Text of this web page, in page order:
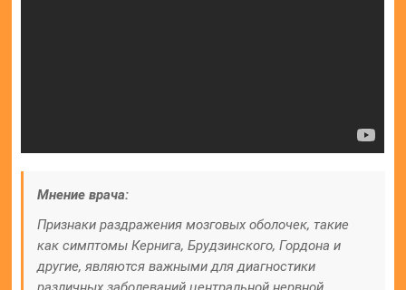
Мнение врача:
Признаки раздражения мозговых оболочек, такие
как симптомы Кернига, Брудзинского, Гордона и
другие, являются важными для диагностики